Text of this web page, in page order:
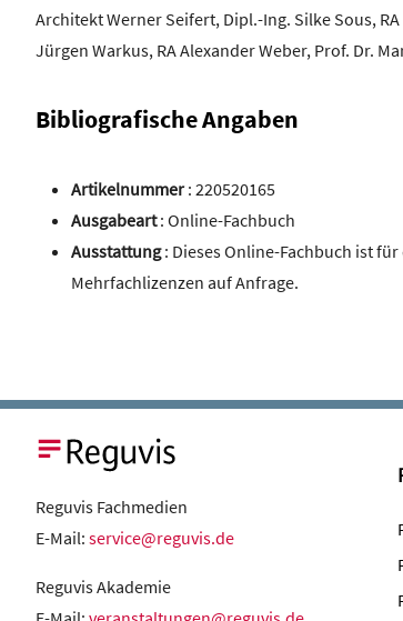
Architekt Werner Seifert, Dipl.-Ing. Silke Sous,
Jürgen Warkus, RA Alexander Weber, Prof. Dr.
Bibliografische Angaben
Artikelnummer: 220520165
Ausgabeart: Online-Fachbuch
Ausstattung: Dieses Online-Fachbuch ist
Mehrfachlizenzen auf Anfrage.
Reguvis Fachmedien
E-Mail: service@reguvis.de
Reguvis Akademie